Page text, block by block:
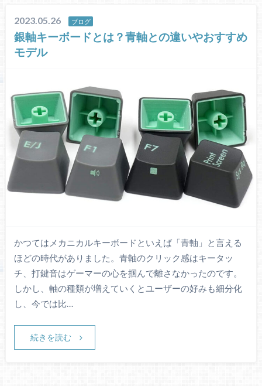
2023.05.26 ブログ
銀軸キーボードとは？青軸との違いやおすすめ
モデル
かつてはメカニカルキーボードといえば「青軸」と言える
ほどの時代がありました。青軸のクリック感はキータッ
チ、打鍵音はゲーマーの心を掴んで離さなかったのです。
しかし、軸の種類が増えていくとユーザーの好みも細分化
し、今では比…
続きを読む